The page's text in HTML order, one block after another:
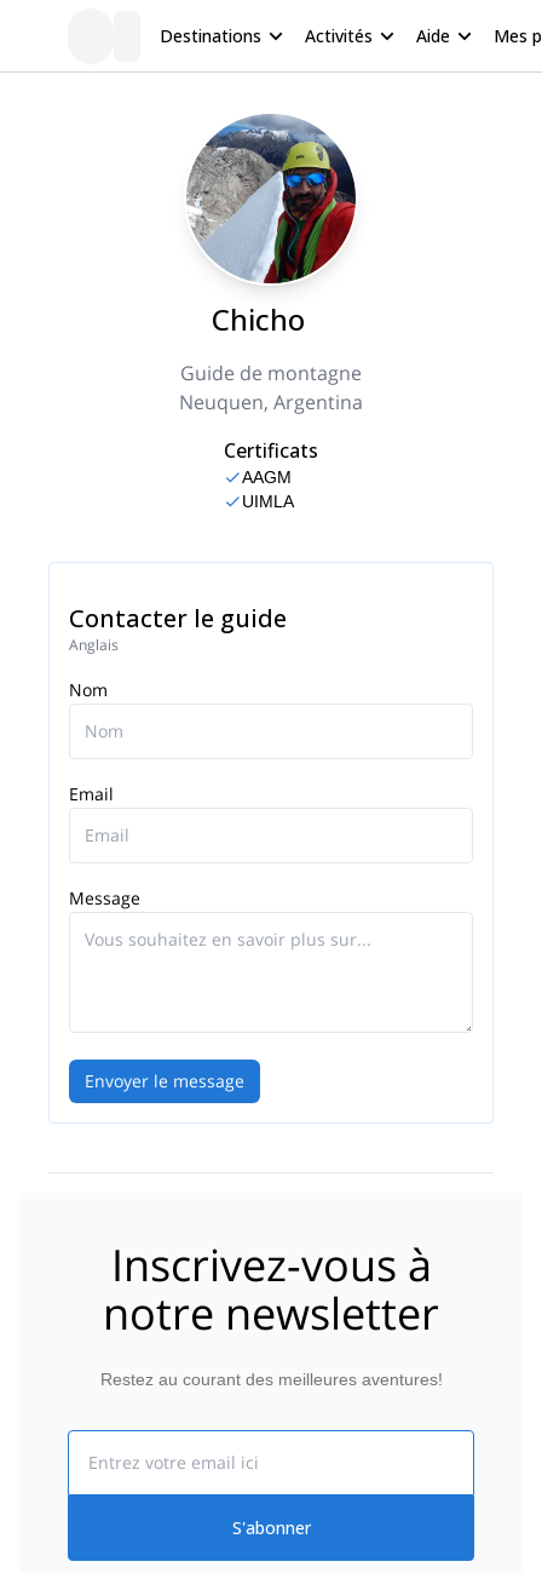
Destinations Activités Aide Mes
Chicho
Guide de montagne
Neuquen, Argentina
Certificats
AAGM
UIMLA
Contacter le guide
Anglais
Nom
Email
Message
Envoyer le message
Inscrivez-vous à
notre newsletter
Restez au courant des meilleures aventures!
S'abonner